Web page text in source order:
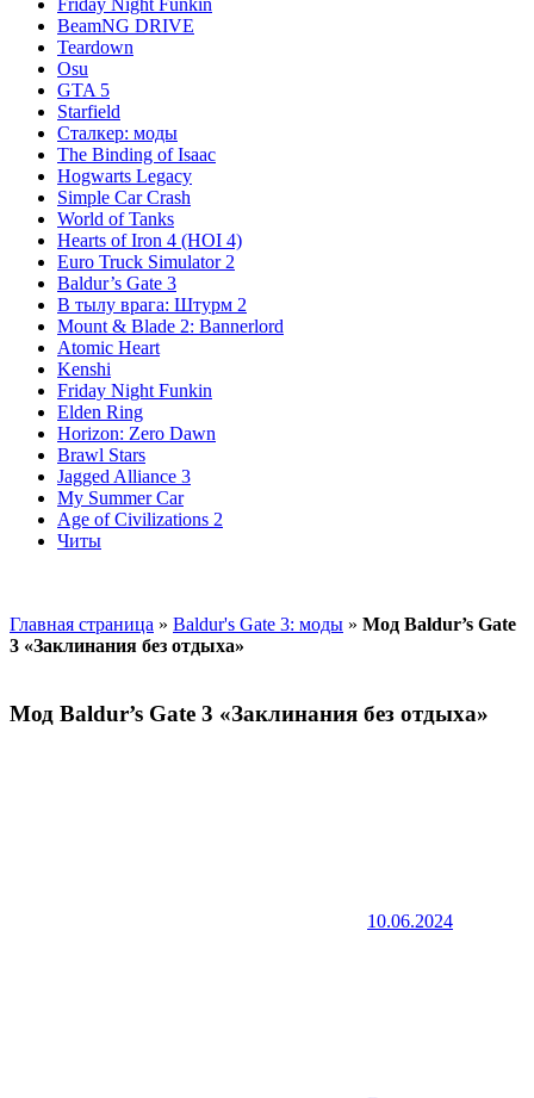
Friday Night Funkin
BeamNG DRIVE
Teardown
Osu
GTA 5
Starfield
Сталкер: моды
The Binding of Isaac
Hogwarts Legacy
Simple Car Crash
World of Tanks
Hearts of Iron 4 (HOI 4)
Euro Truck Simulator 2
Baldur’s Gate 3
В тылу врага: Штурм 2
Mount & Blade 2: Bannerlord
Atomic Heart
Kenshi
Friday Night Funkin
Elden Ring
Horizon: Zero Dawn
Brawl Stars
Jagged Alliance 3
My Summer Car
Age of Civilizations 2
Читы
Главная страница » Baldur's Gate 3: моды » Мод Baldur’s Gate
3 «Заклинания без отдыха»
Мод Baldur’s Gate 3 «Заклинания без отдыха»
10.06.2024